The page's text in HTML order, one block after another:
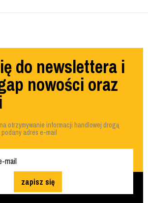
do newslettera i
nowości oraz
otrzymywanie informacji handlowej drogą
adres e-mail
zapisz się